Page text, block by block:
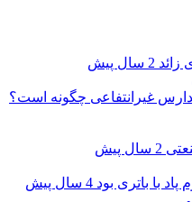
زائد 2 سال پیش
غیرانتفاعی چگونه است؟
2 سال پیش
با باتری بود 4 سال پیش